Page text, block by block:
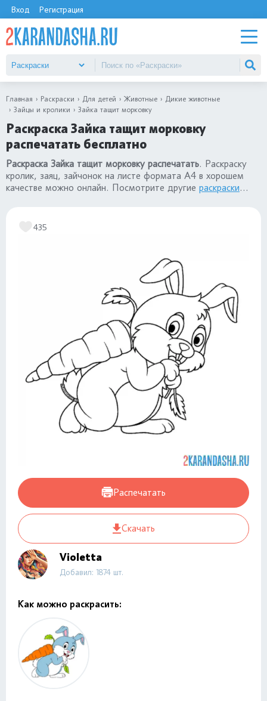
Вход Регистрация
Главная Раскраски Для детей Животные
Дикие животные
Зайцы и кролики
Зайка тащит морковку
Раскраска Зайка тащит морковку
распечатать бесплатно
Раскраска Зайка тащит морковку распечатать. Раскраску
кролик, заяц, зайчонок на листе формата А4 в хорошем
качестве можно онлайн. Посмотрите другие раскраски
435
Распечатать
Скачать
Violetta
Добавил: 1874 шт.
Как можно раскрасить: